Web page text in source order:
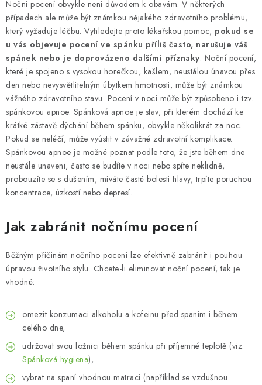
Noční pocení obvykle není důvodem k obavám. V některých
případech ale může být známkou nějakého zdravotního problému,
který vyžaduje léčbu. Vyhledejte proto lékařskou pomoc, pokud se
u vás objevuje pocení ve spánku příliš často, narušuje váš
spánek nebo je doprovázeno dalšími příznaky. Noční pocení,
které je spojeno s vysokou horečkou, kašlem, neustálou únavou přes
den nebo nevysvětlitelným úbytkem hmotnosti, může být známkou
vážného zdravotního stavu. Pocení v noci může být způsobeno i tzv.
spánkovou apnoe. Spánková apnoe je stav, při kterém dochází ke
krátké zástavě dýchání během spánku, obvykle několikrát za noc.
Pokud se neléčí, může vyústit v závažné zdravotní komplikace.
Spánkovou apnoe je možné poznat podle toto, že jste během dne
neustále unaveni, často se budíte v noci nebo spíte neklidně,
probouzíte se s dušením, míváte časté bolesti hlavy, trpíte poruchou
koncentrace, úzkostí nebo depresí.
Jak zabránit nočnímu pocení
Běžným příčinám nočního pocení lze efektivně zabránit i pouhou
úpravou životního stylu. Chcete-li eliminovat noční pocení, tak je
vhodné:
omezit konzumaci alkoholu a kofeinu před spaním i během
celého dne,
udržovat svou ložnici během spánku při příjemné teplotě (viz.
Spánková hygiena),
vybrat na spaní vhodnou matraci (například se vzdušnou